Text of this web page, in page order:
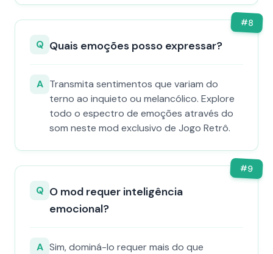
#8
Q Quais emoções posso expressar?
A Transmita sentimentos que variam do
terno ao inquieto ou melancólico. Explore
todo o espectro de emoções através do
som neste mod exclusivo de Jogo Retrô.
#9
Q O mod requer inteligência
emocional?
A Sim, dominá-lo requer mais do que